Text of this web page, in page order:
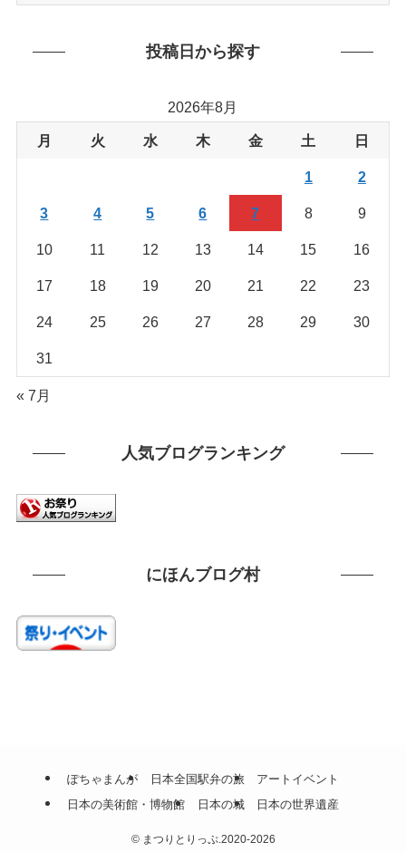
投稿日から探す
2026年8月
月 火 水 木 金 土 日
1 2
3 4 5 6 7 8 9
10 11 12 13 14 15 16
17 18 19 20 21 22 23
24 25 26 27 28 29 30
31
« 7月
人気ブログランキング
にほんブログ村
ぽちゃまんが 日本全国駅弁の旅
アートイベント
日本の美術館・博物館
日本の城 日本の世界遺産
©まつりとりっぷ.2020-2026